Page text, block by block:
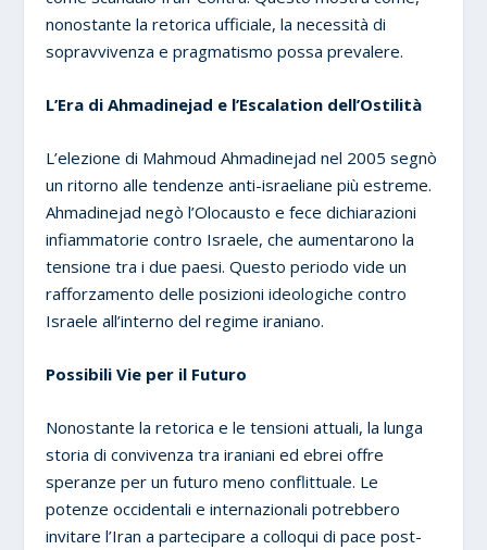
nonostante la retorica ufficiale, la necessità di
sopravvivenza e pragmatismo possa prevalere.
L’Era di Ahmadinejad e l’Escalation dell’Ostilità
L’elezione di Mahmoud Ahmadinejad nel 2005 segnò
un ritorno alle tendenze anti-israeliane più estreme.
Ahmadinejad negò l’Olocausto e fece dichiarazioni
infiammatorie contro Israele, che aumentarono la
tensione tra i due paesi. Questo periodo vide un
rafforzamento delle posizioni ideologiche contro
Israele all’interno del regime iraniano.
Possibili Vie per il Futuro
Nonostante la retorica e le tensioni attuali, la lunga
storia di convivenza tra iraniani ed ebrei offre
speranze per un futuro meno conflittuale. Le
potenze occidentali e internazionali potrebbero
invitare l’Iran a partecipare a colloqui di pace post-